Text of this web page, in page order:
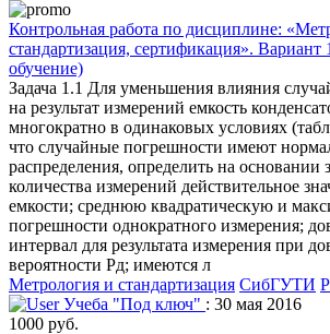
Контрольная работа по дисциплине:
стандартизация, сертификация». Вариант
обучение)
Задача 1.1 Для уменьшения влияния
на результат измерений емкость
многократно в одинаковых условиях
что случайные погрешности имеют
распределения, определить на основании
количества измерений действительное
емкости; среднюю квадратическую и
погрешности однократного измерения;
интервал для результата измерения при
вероятности Pд; имеются л
Метрология и стандартизация СибГУТИ
Учеба "Под ключ" : 30 мая 2016
1000 руб.